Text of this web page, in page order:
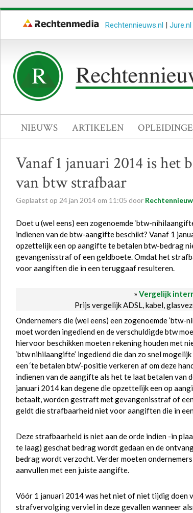
Rechtennieuws.nl | Jure.nl
NIEUWS ARTIKELEN
Vanaf 1 januari 2014 is het
van btw strafbaar
Geplaatst op 24jan 2014 om 11:05 door
Doet u (wel eens) een zogenoemde ‘btw-
indienen van de btw-aangifte beschikt? Vanaf 1
opzettelijk een op aangifte te betalen btw-bedrag
gevangenisstraf of een geldboete. Omdat het
voor aangiften die in een teruggaaf resulteren.
» Vergelijk
Prijs vergelijk ADSL, kabel,
Ondernemers die (wel eens) een zogenoemde
moet worden ingediend en de verschuldigde btw
hiervoor beschikken moeten rekening houden met
‘btw nihilaangifte’ ingediend die dan zo snel
een ‘te betalen btw’-positie verkeren af om deze
indienen van de aangifte als het te laat betalen van
januari 2014 kan degene die opzettelijk een op
betaalt, worden gestraft met gevangenisstraf of
geldt die strafbaarheid niet voor aangiften die in
Deze strafbaarheid is niet aan de orde indien -in
te laag) geschat bedrag wordt gedaan en de
bedrag wordt verzocht. Verder moeten
aanvullen met een juiste aangifte.
Vóór 1 januari 2014 was het niet of niet tijdig doen
strafvervolging verviel in deze gevallen wanneer